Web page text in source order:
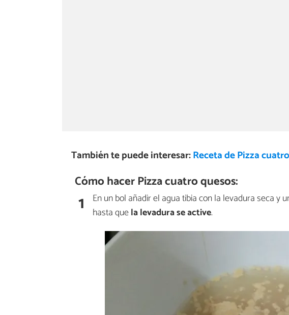
También te puede interesar:Receta de Pizza
Cómo hacer Pizza cuatro quesos:
1
En un bol añadir el agua tibia con la levadura seca y
hasta quela levadura se active.